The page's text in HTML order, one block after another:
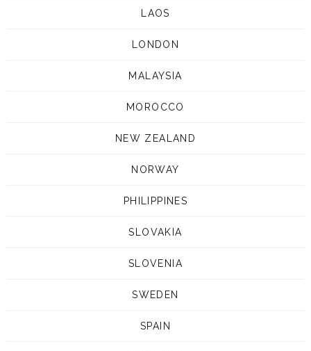
LAOS
LONDON
MALAYSIA
MOROCCO
NEW ZEALAND
NORWAY
PHILIPPINES
SLOVAKIA
SLOVENIA
SWEDEN
SPAIN